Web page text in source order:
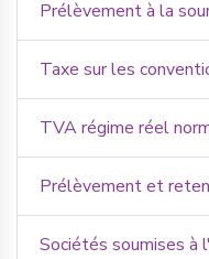
Prélèvement à la
Taxe sur les
TVA régime réel
Prélèvement et
Sociétés soumises à